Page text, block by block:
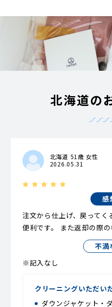
北海道の
北海道 51歳 女性
2026.05.31
感
注文から仕上げ、戻ってく
便利です。 また返却の際の
不満
※記入なし
クリーニングいただい
ダウンジャケット・